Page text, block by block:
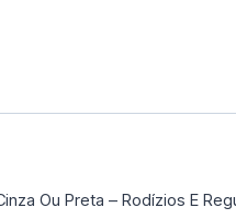
Ou Preta – Rodízios E